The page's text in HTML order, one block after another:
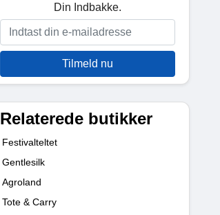
Din Indbakke.
Tilmeld nu
Relaterede butikker
Festivalteltet
Gentlesilk
Agroland
Tote & Carry